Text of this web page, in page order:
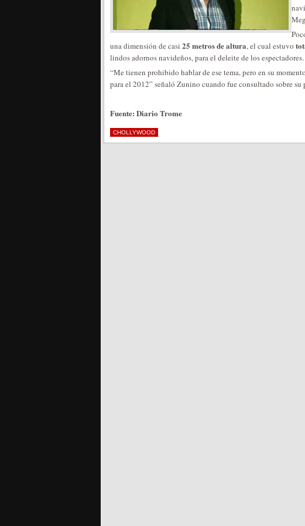
una dimensión de casi 25 metros de altura, el cual estuvo
lindos adornos navideños, para el deleite de los espectadores.
“Me tienen prohibido hablar de ese tema, pero en su
para el 2012” señaló Zunino cuando fue consultado sobre
Fuente: Diario Trome
CHOLLYWOOD